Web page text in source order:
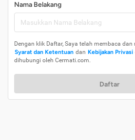
Nama Belakang
Dengan klik Daftar, Saya telah membaca dan
Syarat dan Ketentuan dan Kebijakan Privasi
dihubungi oleh Cermati.com.
Daftar